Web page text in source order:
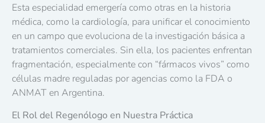
Esta especialidad emergería como otras en la historia
médica, como la cardiología, para unificar el conocimiento
en un campo que evoluciona de la investigación básica a
tratamientos comerciales. Sin ella, los pacientes enfrentan
fragmentación, especialmente con “fármacos vivos” como
células madre reguladas por agencias como la FDA o
ANMAT en Argentina.
El Rol del Regenólogo en Nuestra Práctica